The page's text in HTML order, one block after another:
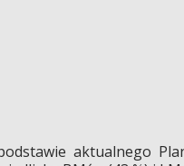
aktualnego